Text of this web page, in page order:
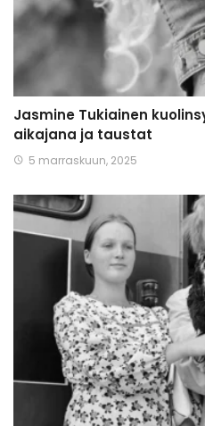
Jasmine Tukiainen
aikajana ja taustat
5 marraskuun, 2025